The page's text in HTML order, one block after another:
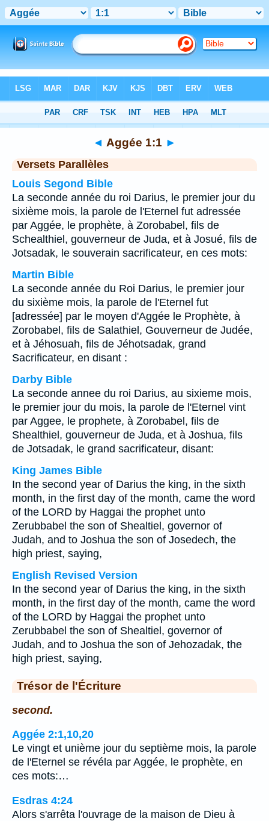
Chapitre 1> Verset 1
◄ Aggée 1:1 ►
Versets Parallèles
Louis Segond Bible
La seconde année du roi Darius, le premier jour du
sixième mois, la parole de l'Eternel fut adressée
par Aggée, le prophète, à Zorobabel, fils de
Schealthiel, gouverneur de Juda, et à Josué, fils de
Jotsadak, le souverain sacrificateur, en ces mots:
Martin Bible
La seconde année du Roi Darius, le premier jour
du sixième mois, la parole de l'Eternel fut
[adressée] par le moyen d'Aggée le Prophète, à
Zorobabel, fils de Salathiel, Gouverneur de Judée,
et à Jéhosuah, fils de Jéhotsadak, grand
Sacrificateur, en disant :
Darby Bible
La seconde annee du roi Darius, au sixieme mois,
le premier jour du mois, la parole de l'Eternel vint
par Aggee, le prophete, à Zorobabel, fils de
Shealthiel, gouverneur de Juda, et à Joshua, fils
de Jotsadak, le grand sacrificateur, disant:
King James Bible
In the second year of Darius the king, in the sixth
month, in the first day of the month, came the word
of the LORD by Haggai the prophet unto
Zerubbabel the son of Shealtiel, governor of
Judah, and to Joshua the son of Josedech, the
high priest, saying,
English Revised Version
In the second year of Darius the king, in the sixth
month, in the first day of the month, came the word
of the LORD by Haggai the prophet unto
Zerubbabel the son of Shealtiel, governor of
Judah, and to Joshua the son of Jehozadak, the
high priest, saying,
Trésor de l'Écriture
second.
Aggée 2:1,10,20
Le vingt et unième jour du septième mois, la parole
de l'Eternel se révéla par Aggée, le prophète, en
ces mots:…
Esdras 4:24
Alors s'arrêta l'ouvrage de la maison de Dieu à